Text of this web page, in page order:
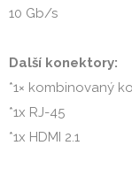
10 Gb/s
Další konektory:
*1× kombinovaný
*1x RJ-45
*1x HDMI 2.1